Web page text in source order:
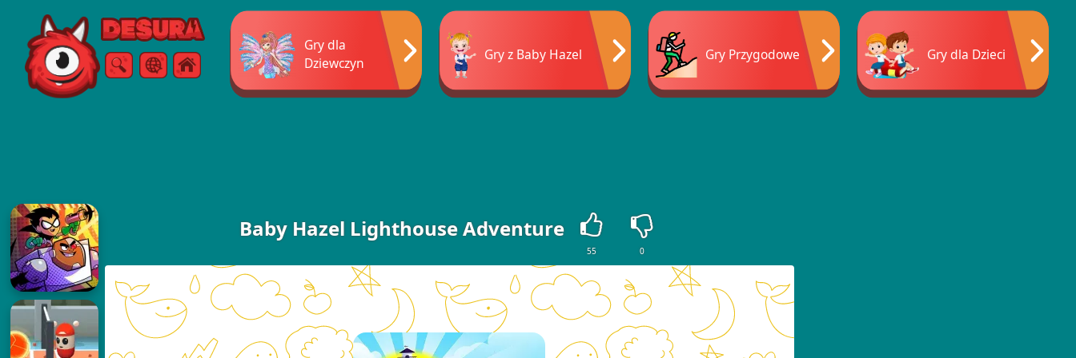
Free Online Games
SzukajMenu
Gry dla
Dziewczyn
Gry z Baby Hazel Gry Przygodowe Gry dla Dzieci
Baby Hazel Lighthouse Adventure
55 0